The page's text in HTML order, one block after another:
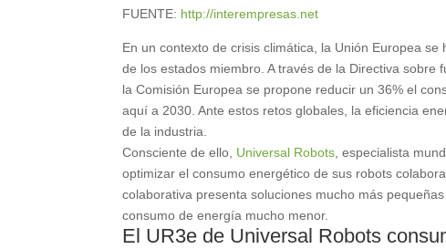
FUENTE: http://interempresas.net
En un contexto de crisis climática, la Unión Europea
de los estados miembro. A través de la Directiva
la Comisión Europea se propone reducir un 36% el
aquí a 2030. Ante estos retos globales, la eficiencia
de la industria.
Consciente de ello, Universal Robots, especialista
optimizar el consumo energético de sus robots
colaborativa presenta soluciones mucho más
consumo de energía mucho menor.
El UR3e de Universal Robots